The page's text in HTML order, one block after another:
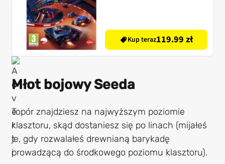
Kup teraz119.99 zł
Młot bojowy Seeda
Topór znajdziesz na najwyższym poziomie
klasztoru, skąd dostaniesz się po linach (mijałeś
je, gdy rozwalałeś drewnianą barykadę
prowadzącą do środkowego poziomu klasztoru).